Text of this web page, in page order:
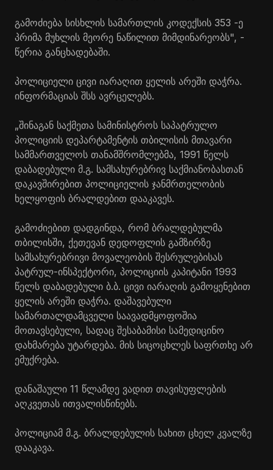
გამოძიება სისხლის სამართლის კოდექსის 353 -ე
პრიმა მუხლის მეორე ნაწილით მიმდინარეობს", -
წერია განცხადებაში.
პოლიციელი ცივი იარაღით ყელის არეში დაჭრა.
ინფორმაციას შსს ავრცელებს.
„შინაგან საქმეთა სამინისტროს საპატრულო
პოლიციის დეპარტამენტის თბილისის მთავარი
სამმართველოს თანამშრომლებმა, 1991 წელს
დაბადებული მ.გ. სამსახურებრივ საქმიანობასთან
დაკავშირებით პოლიციელის ჯანმრთელობის
ხელყოფის ბრალდებით დააკავეს.
გამოძიებით დადგინდა, რომ ბრალდებულმა
თბილისში, ქეთევან დედოფლის გამზირზე
სამსახურებრივი მოვალეობის შესრულებისას
პატრულ-ინსპექტორი, პოლიციის კაპიტანი 1993
წელს დაბადებული ბ.ბ. ცივი იარაღის გამოყენებით
ყელის არეში დაჭრა. დაშავებული
სამართალდამცველი საავადმყოფოშია
მოთავსებული, სადაც შესაბამისი სამედიცინო
დახმარება უტარდება. მის სიცოცხლეს საფრთხე არ
ემუქრება.
დანაშაული 11 წლამდე ვადით თავისუფლების
აღკვეთას ითვალისწინებს.
პოლიციამ მ.გ. ბრალდებულის სახით ცხელ კვალზე
დააკავა.